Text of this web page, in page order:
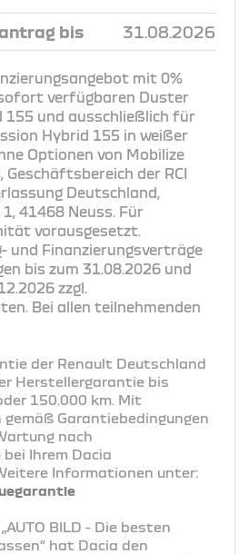
bis 31.08.2026
mit 0%
verfügbaren Duster
155 und ausschließlich für
Hybrid 155 in weißer
Optionen von Mobilize
Geschäftsbereich der RCI
Deutschland,
41468 Neuss. Für
vorausgesetzt.
und Finanzierungsverträge
bis zum 31.08.2026 und
zzgl.
Bei allen teilnehmenden
der Renault Deutschland
Herstellergarantie bis
150.000 km. Mit
Garantiebedingungen
nach
Ihrem Dacia
Informationen unter:
BILD - Die besten
hat Dacia den